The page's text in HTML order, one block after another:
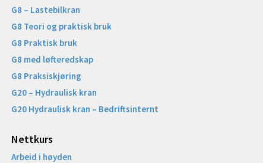
G8 – Lastebilkran
G8 Teori og praktisk bruk
G8 Praktisk bruk
G8 med løfteredskap
G8 Praksiskjøring
G20 – Hydraulisk kran
G20 Hydraulisk kran – Bedriftsinternt
Nettkurs
Arbeid i høyden